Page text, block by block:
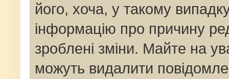
його, хоча, у такому
інформацію про причину
зроблені зміни. Майте на
можуть видалити